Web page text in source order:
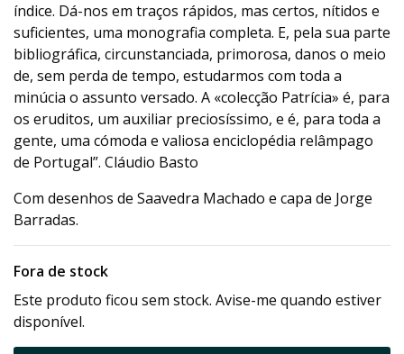
índice. Dá-nos em traços rápidos, mas certos, nítidos e
suficientes, uma monografia completa. E, pela sua parte
bibliográfica, circunstanciada, primorosa, danos o meio
de, sem perda de tempo, estudarmos com toda a
minúcia o assunto versado. A «colecção Patrícia» é, para
os eruditos, um auxiliar preciosíssimo, e é, para toda a
gente, uma cómoda e valiosa enciclopédia relâmpago
de Portugal”. Cláudio Basto
Com desenhos de Saavedra Machado e capa de Jorge
Barradas.
Fora de stock
Este produto ficou sem stock. Avise-me quando estiver
disponível.